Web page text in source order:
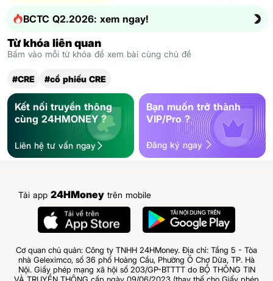
BCTC Q2.2026: xem ngay!
Từ khóa liên quan
Bấm vào mỗi từ khóa để xem bài cùng chủ đề
#CRE #cổ phiếu CRE
Kết nối truyền thông
cùng 24HMONEY ?
Liên hệ tư vấn ngay
Bạn muốn trở thành
VIP/Pro ?
Đăng ký ngay
Tải app 24HMoney trên mobile
Cơ quan chủ quản: Công ty TNHH 24HMoney. Địa chỉ: Tầng 5 - Tòa
nhà Geleximco, số 36 phố Hoàng Cầu, Phường Ô Chợ Dừa, TP. Hà
Nội. Giấy phép mạng xã hội số 203/GP-BTTTT do BỘ THÔNG TIN